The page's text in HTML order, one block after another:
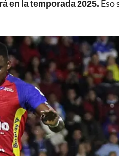
en la temporada 2025. Eso